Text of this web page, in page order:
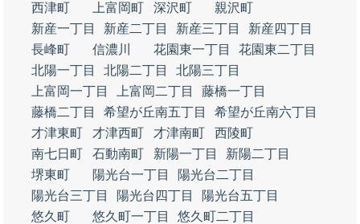
西津町
上富岡町 深沢町
親沢町
新産一丁目
新産二丁目 新産三丁目
新産四丁目
長峰町
信濃川 花園東一丁目
花園東二丁目
北陽一丁目
北陽二丁目
北陽三丁目
上富岡一丁目
上富岡二丁目
藤橋一丁目
藤橋二丁目
希望が丘南五丁目
希望が丘南六丁目
才津東町
才津西町 才津南町
西陵町
南七日町
石動南町 新陽一丁目
新陽二丁目
堺東町
陽光台一丁目
陽光台二丁目
陽光台三丁目
陽光台四丁目
陽光台五丁目
悠久町
悠久町一丁目
悠久町二丁目